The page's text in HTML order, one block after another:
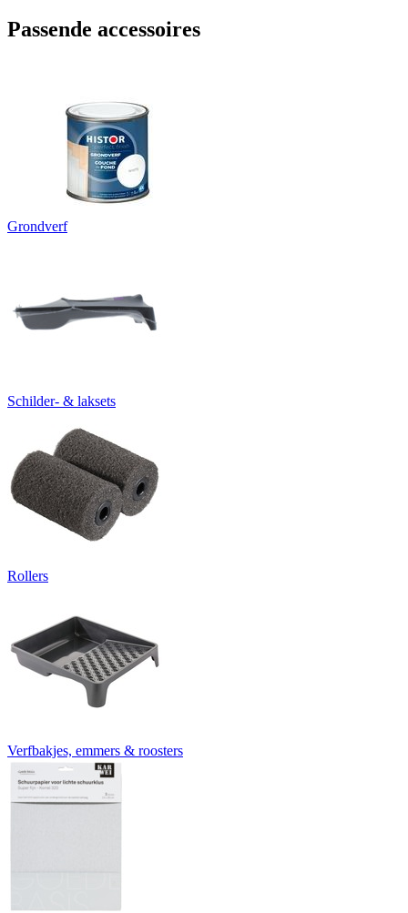
Passende accessoires
Grondverf
Schilder- & laksets
Rollers
Verfbakjes, emmers & roosters